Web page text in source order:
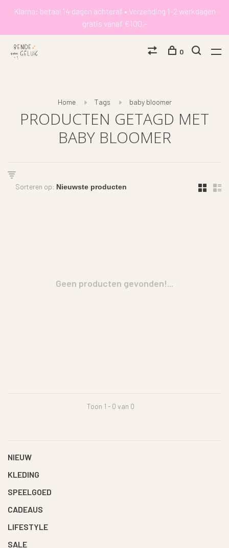
Klarna: betaal 14 dagen achteraf • Verzending 1-2 werkdagen
gratis vanaf €100,-
0
Home Tags baby bloomer
PRODUCTEN GETAGD MET
BABY BLOOMER
Sorteren op:
Geen producten gevonden!...
Toon 1 - 0 van 0
NIEUW
KLEDING
SPEELGOED
CADEAUS
LIFESTYLE
SALE